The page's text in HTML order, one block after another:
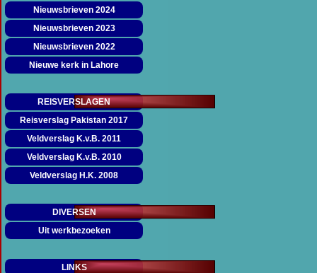
Nieuwsbrieven 2024
Nieuwsbrieven 2023
Nieuwsbrieven 2022
Nieuwe kerk in Lahore
REISVERSLAGEN
Reisverslag Pakistan 2017
Veldverslag K.v.B. 2011
Veldverslag K.v.B. 2010
Veldverslag H.K. 2008
DIVERSEN
Uit werkbezoeken
LINKS